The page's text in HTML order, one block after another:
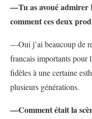
—Tu as avoué admirer
comment ces deux
—Oui j’ai beaucoup de
francais importants pour
fidèles à une certaine
plusieurs générations.
—Comment était la